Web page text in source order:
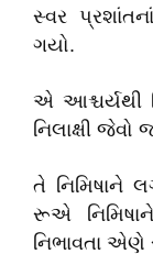
સ્વર
ગયો.
એ આશ્ચર્યથી
નિલાક્ષી જેવો
તે નિમિષાને
રૂએ
નિભાવતા એણે